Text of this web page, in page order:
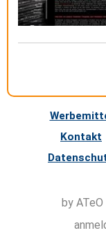
Kontakt
by ATeO